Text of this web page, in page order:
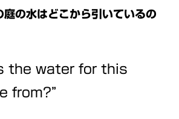
の水はどこから引いているの
the water for this
from?”